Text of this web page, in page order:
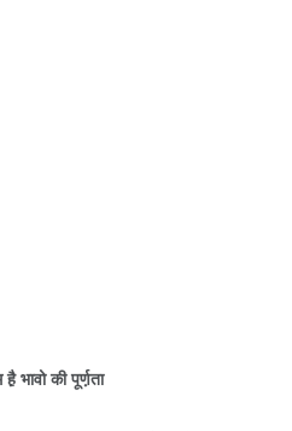
है़ भावो की पूर्ण़ता